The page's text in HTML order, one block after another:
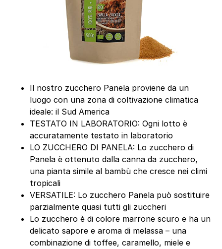
Il nostro zucchero Panela proviene da un
luogo con una zona di coltivazione climatica
ideale: il Sud America
TESTATO IN LABORATORIO: Ogni lotto è
accuratamente testato in laboratorio
LO ZUCCHERO DI PANELA: Lo zucchero di
Panela è ottenuto dalla canna da zucchero,
una pianta simile al bambù che cresce nei climi
tropicali
VERSATILE: Lo zucchero Panela può sostituire
parzialmente quasi tutti gli zuccheri
Lo zucchero è di colore marrone scuro e ha un
delicato sapore e aroma di melassa – una
combinazione di toffee, caramello, miele e